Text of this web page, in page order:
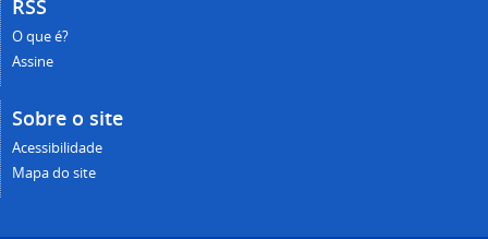
RSS
O que é?
Assine
Sobre o site
Acessibilidade
Mapa do site